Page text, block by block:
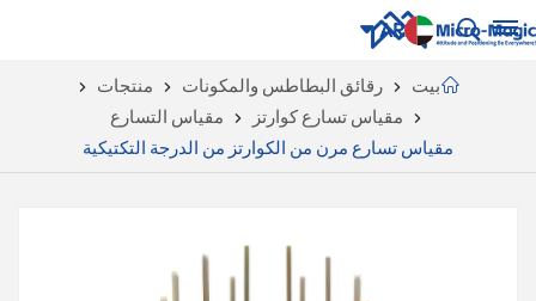
AR
English
Português
بيت منتجات
رقائق البطاطس والمكونات
مقياس التسارع
مقياس تسارع كوارتز
مقياس تسارع مرن من الكوارتز من الدرجة التكتيكية